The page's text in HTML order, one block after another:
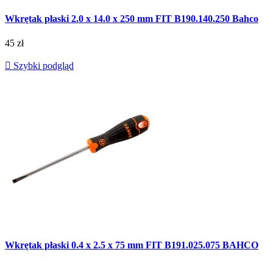
Wkrętak płaski 2.0 x 14.0 x 250 mm FIT B190.140.250 Bahco
45 zł
 Szybki podgląd
Wkrętak płaski 0.4 x 2.5 x 75 mm FIT B191.025.075 BAHCO